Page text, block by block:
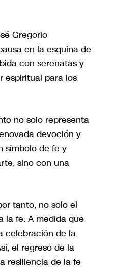
Gregorio
en la esquina de
con serenatas y
espiritual para los
no solo representa
devoción y
símbolo de fe y
sino con una
tanto, no solo el
la fe. A medida que
celebración de la
el regreso de la
resiliencia de la fe